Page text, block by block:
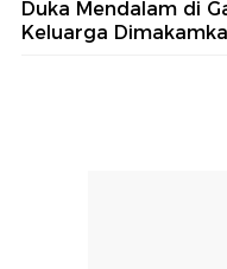
Duka Mendalam di
Keluarga